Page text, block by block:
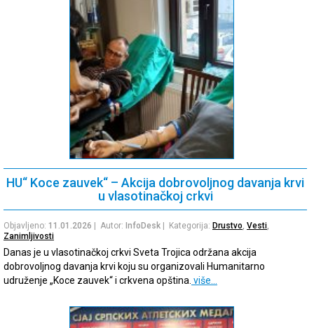
HU“ Koce zauvek“ – Akcija dobrovoljnog davanja krvi
u vlasotinačkoj crkvi
Objavljeno: 11.01.2026 | Autor: InfoDesk | Kategorija: Drustvo Vesti
Zanimljivosti
Danas je u vlasotinačkoj crkvi Sveta Trojica održana akcija
dobrovoljnog davanja krvi koju su organizovali Humanitarno
udruženje „Koce zauvek“ i crkvena opština. više…